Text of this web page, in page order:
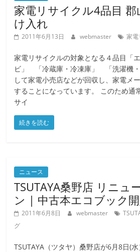
家電リサイクル4品目 郡
け入れ
2011年6月13日 webmaster 家
家電リサイクルの対象となる４品目「
ビ」 「冷蔵庫・冷凍庫」 「洗濯機・
して家電小売店などが回収し、家電メ
することになっています。 このため通
サイ
続きを読む
ニュース
TSUTAYA桑野店 リニュ
ン | 中古本エコブック
2011年6月8日 webmaster
グ
TSUTAYA（ツタヤ）桑野店が6月8日(